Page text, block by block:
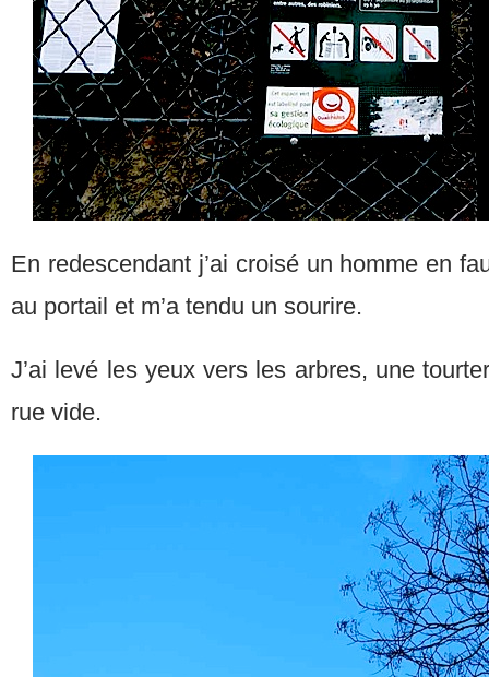
En redescendant j’ai croisé un homme en
au portail et m’a tendu un sourire.
J’ai levé les yeux vers les arbres, une
rue vide.